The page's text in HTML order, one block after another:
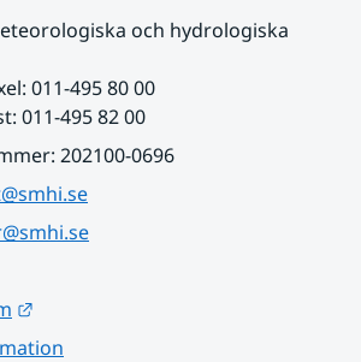
och hydrologiska
011-495 80 00
011-495 82 00
202100-0696